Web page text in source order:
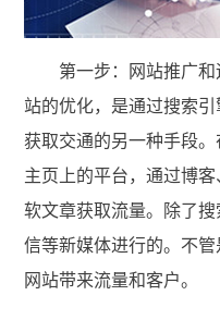
第一步：网站推广和
站的优化，是通过搜索
获取交通的另一种手段
主页上的平台，通过博
软文章获取流量。除了
信等新媒体进行的。不
网站带来流量和客户。